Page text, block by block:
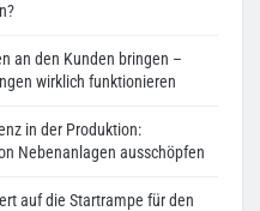
an den Kunden bringen –
wirklich funktionieren
in der Produktion:
Nebenanlagen ausschöpfen
auf die Startrampe für den